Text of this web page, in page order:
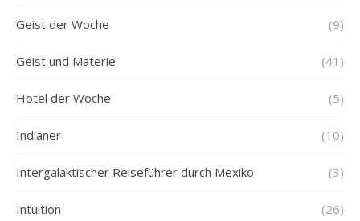
Geist der Woche (9)
Geist und Materie (41)
Hotel der Woche (5)
Indianer (10)
Intergalaktischer Reiseführer durch Mexiko (3)
Intuition (26)